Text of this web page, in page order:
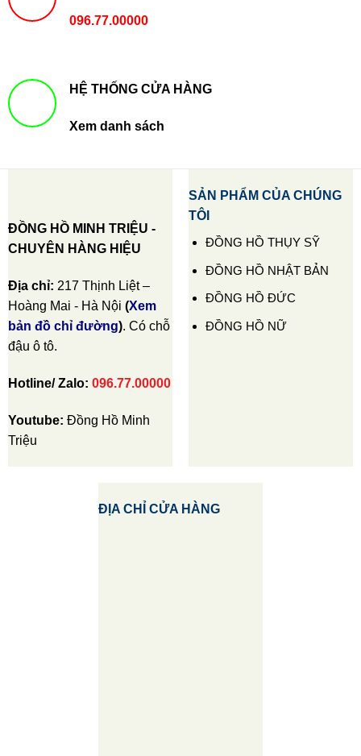
096.77.00000
HỆ THỐNG CỬA HÀNG
Xem danh sách
ĐỒNG HỒ MINH TRIỆU -
CHUYÊN HÀNG HIỆU
Địa chỉ: 217 Thịnh Liệt –
Hoàng Mai - Hà Nội (Xem
bản đồ chỉ đường). Có chỗ
đậu ô tô.
Hotline/ Zalo: 096.77.00000
Youtube: Đồng Hồ Minh
Triệu
SẢN PHẨM CỦA CHÚNG
TÔI
ĐỒNG HỒ THỤY SỸ
ĐỒNG HỒ NHẬT BẢN
ĐỒNG HỒ ĐỨC
ĐỒNG HỒ NỮ
ĐỊA CHỈ CỬA HÀNG